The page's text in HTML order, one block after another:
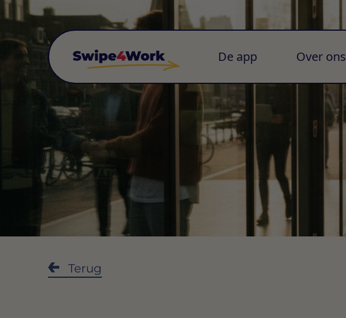
De app Over ons
Terug